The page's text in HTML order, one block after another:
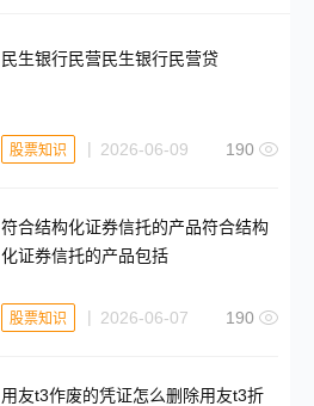
民生银行民营民生银行民营贷
股票知识 2026-06-09 190
符合结构化证券信托的产品符合结构
化证券信托的产品包括
股票知识 2026-06-07 190
用友t3作废的凭证怎么删除用友t3折